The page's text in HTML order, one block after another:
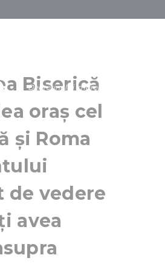
Debreținul și împrejurimile sale
Biserică
oraș cel
și Roma
vedere
avea